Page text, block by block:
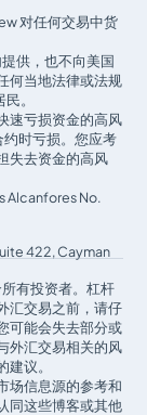
信息，以确
对任何交易中货
供，也不向美国
何当地法律或法规
。
速亏损资金的高风
时亏损。您应考
失去资金的高风
Alcanfores No.
422, Cayman
有投资者。杠杆
汇交易之前，请仔
可能会失去部分或
外汇交易相关的风
议。
场信息源的参考和
同这些博客或其他